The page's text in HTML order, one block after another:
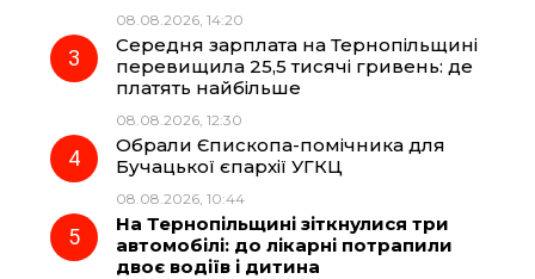
k
a
m
08.08.2026, 14:20
Середня зарплата на Тернопільщині
перевищила 25,5 тисячі гривень: де
платять найбільше
08.08.2026, 12:30
Обрали Єпископа-помічника для
Бучацької єпархії УГКЦ
08.08.2026, 10:44
На Тернопільщині зіткнулися три
автомобілі: до лікарні потрапили
двоє водіїв і дитина